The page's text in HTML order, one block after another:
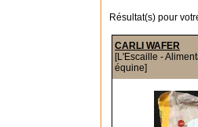
Résultat(s) pour
CARLI WAFER
[L'Escaille -
équine]